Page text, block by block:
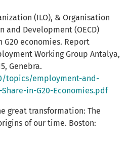
(ILO), & Organisation
and Development (OECD)
G20 economies. Report
Working Group Antalya,
Genebra.
topics/employment-and-
in-G20-Economies.pdf
great transformation: The
of our time. Boston: